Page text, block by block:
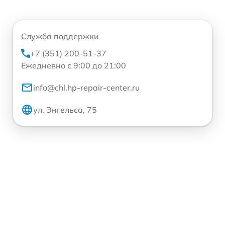
Служба поддержки
+7 (351) 200-51-37
Ежедневно с 9:00 до 21:00
info@chl.hp-repair-center.ru
ул. Энгельса, 75